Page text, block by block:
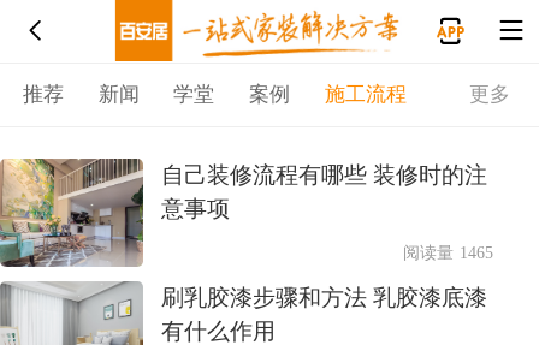
推荐 新闻 学堂 案例 施工流程 更多
自己装修流程有哪些 装修时的注
意事项
阅读量 1465
刷乳胶漆步骤和方法 乳胶漆底漆
有什么作用